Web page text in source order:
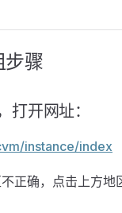
步骤
打开网址：
instance/index
正确，点击上方地